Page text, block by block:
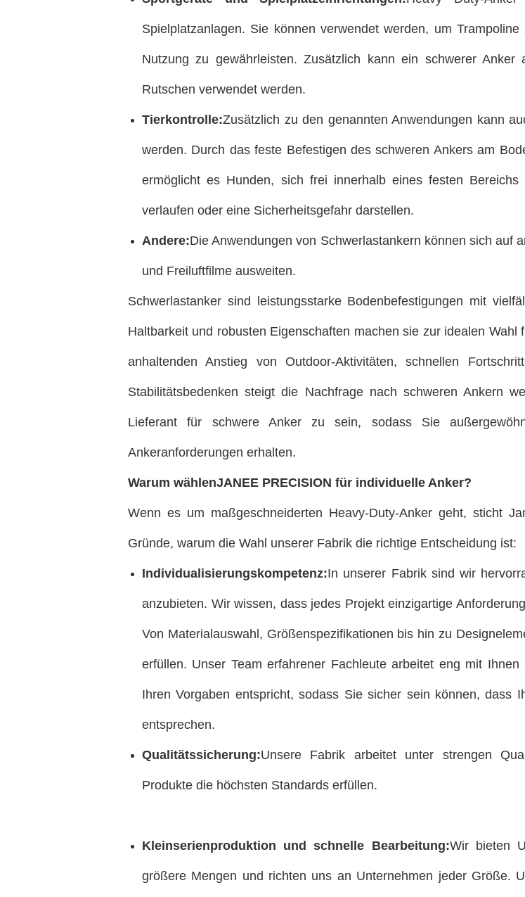
Spielplatzanlagen. Sie können verwendet werden, um
Nutzung zu gewährleisten. Zusätzlich kann ein schwerer
Rutschen verwendet werden.
Tierkontrolle:Zusätzlich zu den genannten Anwendungen kann
werden. Durch das feste Befestigen des schweren Ankers am
ermöglicht es Hunden, sich frei innerhalb eines festen
verlaufen oder eine Sicherheitsgefahr darstellen.
Andere:Die Anwendungen von Schwerlastankern können sich auf
und Freiluftfilme ausweiten.
Schwerlastanker sind leistungsstarke Bodenbefestigungen mit
Haltbarkeit und robusten Eigenschaften machen sie zur idealen
anhaltenden Anstieg von Outdoor-Aktivitäten, schnellen
Stabilitätsbedenken steigt die Nachfrage nach schweren Ankern
Lieferant für schwere Anker zu sein, sodass Sie
Ankeranforderungen erhalten.
Warum wählenJANEE PRECISION für individuelle Anker?
Wenn es um maßgeschneiderten Heavy-Duty-Anker geht, sticht
Gründe, warum die Wahl unserer Fabrik die richtige Entscheidung ist:
Individualisierungskompetenz:In unserer Fabrik sind wir
anzubieten. Wir wissen, dass jedes Projekt einzigartige
Von Materialauswahl, Größenspezifikationen bis hin zu
erfüllen. Unser Team erfahrener Fachleute arbeitet eng mit
Ihren Vorgaben entspricht, sodass Sie sicher sein können, dass
entsprechen.
Qualitätssicherung:Unsere Fabrik arbeitet unter strengen
Produkte die höchsten Standards erfüllen.
Kleinserienproduktion und schnelle Bearbeitung:Wir bieten
größere Mengen und richten uns an Unternehmen jeder Größe.